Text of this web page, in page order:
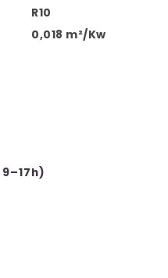
R10
0,018 m²/Kw